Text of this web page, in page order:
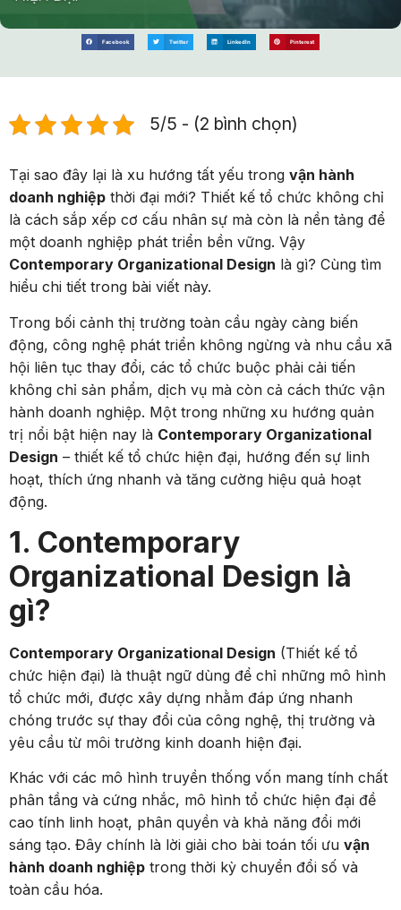
Facebook Twitter LinkedIn Pinterest
5/5 - (2 bình chọn)
Tại sao đây lại là xu hướng tất yếu trong vận hành
doanh nghiệp thời đại mới? Thiết kế tổ chức không chỉ
là cách sắp xếp cơ cấu nhân sự mà còn là nền tảng để
một doanh nghiệp phát triển bền vững. Vậy
Contemporary Organizational Design là gì? Cùng tìm
hiểu chi tiết trong bài viết này.
Trong bối cảnh thị trường toàn cầu ngày càng biến
động, công nghệ phát triển không ngừng và nhu cầu xã
hội liên tục thay đổi, các tổ chức buộc phải cải tiến
không chỉ sản phẩm, dịch vụ mà còn cả cách thức vận
hành doanh nghiệp. Một trong những xu hướng quản
trị nổi bật hiện nay là Contemporary Organizational
Design – thiết kế tổ chức hiện đại, hướng đến sự linh
hoạt, thích ứng nhanh và tăng cường hiệu quả hoạt
động.
1. Contemporary
Organizational Design là
gì?
Contemporary Organizational Design (Thiết kế tổ
chức hiện đại) là thuật ngữ dùng để chỉ những mô hình
tổ chức mới, được xây dựng nhằm đáp ứng nhanh
chóng trước sự thay đổi của công nghệ, thị trường và
yêu cầu từ môi trường kinh doanh hiện đại.
Khác với các mô hình truyền thống vốn mang tính chất
phân tầng và cứng nhắc, mô hình tổ chức hiện đại đề
cao tính linh hoạt, phân quyền và khả năng đổi mới
sáng tạo. Đây chính là lời giải cho bài toán tối ưu vận
hành doanh nghiệp trong thời kỳ chuyển đổi số và
toàn cầu hóa.